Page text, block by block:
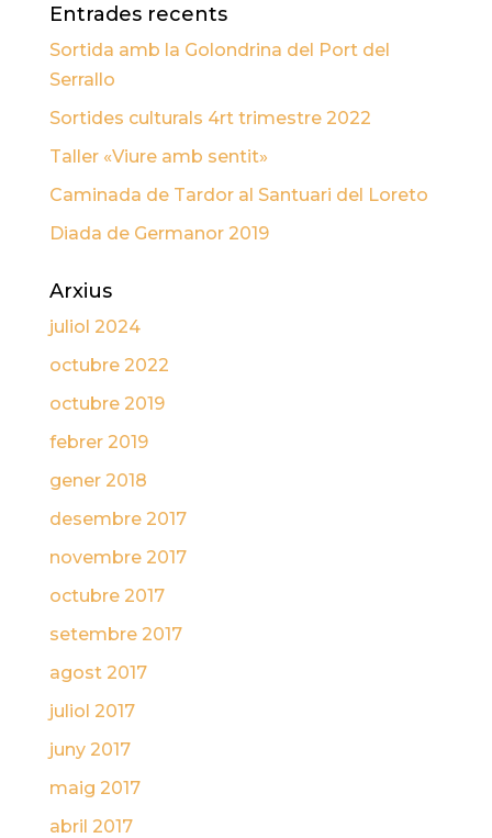
Entrades recents
Sortida amb la Golondrina del Port del
Serrallo
Sortides culturals 4rt trimestre 2022
Taller «Viure amb sentit»
Caminada de Tardor al Santuari del Loreto
Diada de Germanor 2019
Arxius
juliol 2024
octubre 2022
octubre 2019
febrer 2019
gener 2018
desembre 2017
novembre 2017
octubre 2017
setembre 2017
agost 2017
juliol 2017
juny 2017
maig 2017
abril 2017